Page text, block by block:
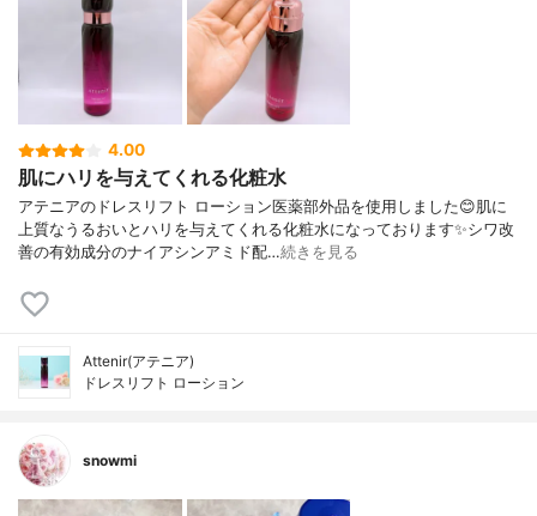
4.00
肌にハリを与えてくれる化粧水
アテニアのドレスリフト ローション医薬部外品を使用しました😊肌に
上質なうるおいとハリを与えてくれる化粧水になっております✨シワ改
善の有効成分のナイアシンアミド配…続きを見る
Attenir(アテニア)
ドレスリフト ローション
snowmi